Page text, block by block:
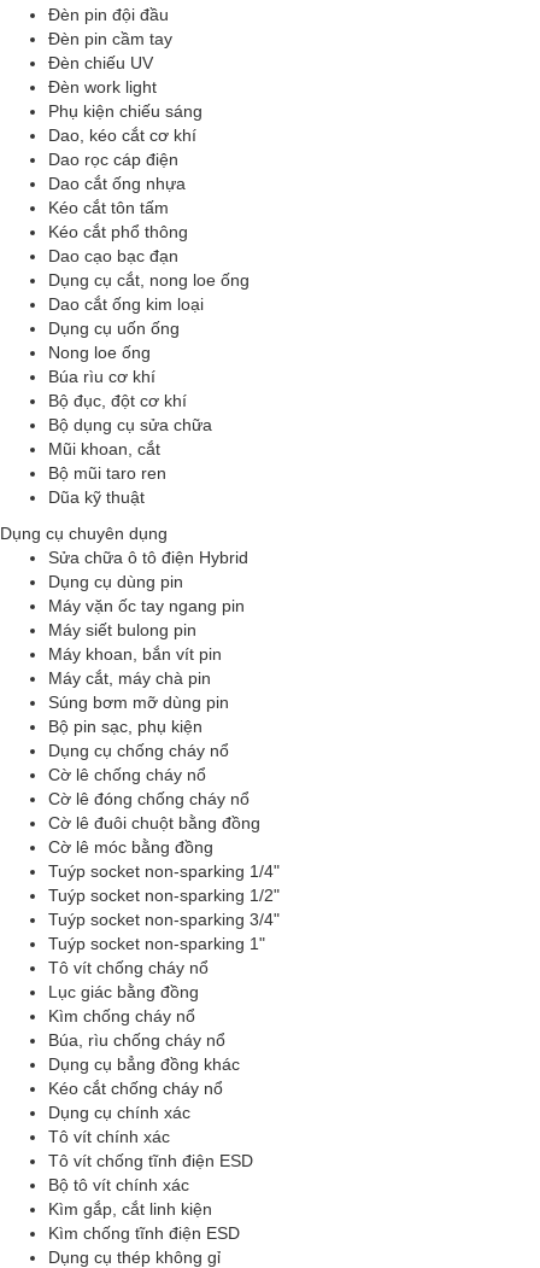
Đèn pin đội đầu
Đèn pin cầm tay
Đèn chiếu UV
Đèn work light
Phụ kiện chiếu sáng
Dao, kéo cắt cơ khí
Dao rọc cáp điện
Dao cắt ống nhựa
Kéo cắt tôn tấm
Kéo cắt phổ thông
Dao cạo bạc đạn
Dụng cụ cắt, nong loe ống
Dao cắt ống kim loại
Dụng cụ uốn ống
Nong loe ống
Búa rìu cơ khí
Bộ đục, đột cơ khí
Bộ dụng cụ sửa chữa
Mũi khoan, cắt
Bộ mũi taro ren
Dũa kỹ thuật
Dụng cụ chuyên dụng
Sửa chữa ô tô điện Hybrid
Dụng cụ dùng pin
Máy vặn ốc tay ngang pin
Máy siết bulong pin
Máy khoan, bắn vít pin
Máy cắt, máy chà pin
Súng bơm mỡ dùng pin
Bộ pin sạc, phụ kiện
Dụng cụ chống cháy nổ
Cờ lê chống cháy nổ
Cờ lê đóng chống cháy nổ
Cờ lê đuôi chuột bằng đồng
Cờ lê móc bằng đồng
Tuýp socket non-sparking 1/4"
Tuýp socket non-sparking 1/2"
Tuýp socket non-sparking 3/4"
Tuýp socket non-sparking 1"
Tô vít chống cháy nổ
Lục giác bằng đồng
Kìm chống cháy nổ
Búa, rìu chống cháy nổ
Dụng cụ bẳng đồng khác
Kéo cắt chống cháy nổ
Dụng cụ chính xác
Tô vít chính xác
Tô vít chống tĩnh điện ESD
Bộ tô vít chính xác
Kìm gắp, cắt linh kiện
Kìm chống tĩnh điện ESD
Dụng cụ thép không gỉ